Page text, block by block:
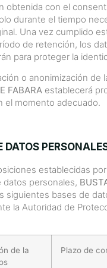
obtenida con el
durante el tiempo
Una vez cumplido
de retención, los
para proteger la
o anonimización de
FABARA establecerá
el momento adecuado.
DATOS
establecidas
datos personales,
siguientes bases de
la Autoridad de
de la
Plazo de